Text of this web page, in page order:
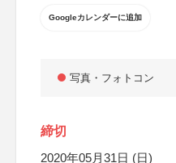
Googleカレンダーに追加
写真・フォトコン
締切
2020年05月31日 (日)